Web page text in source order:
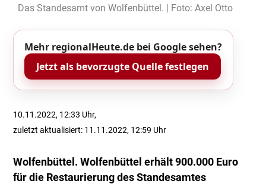
Das Standesamt von Wolfenbüttel. | Foto: Axel Otto
Mehr regionalHeute.de bei Google sehen?
Jetzt als bevorzugte Quelle festlegen
10.11.2022, 12:33 Uhr,
zuletzt aktualisiert: 11.11.2022, 12:59 Uhr
Wolfenbüttel. Wolfenbüttel erhält 900.000 Euro
für die Restaurierung des Standesamtes